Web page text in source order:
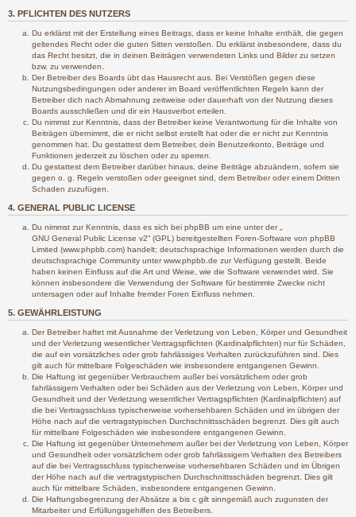
3. PFLICHTEN DES NUTZERS
Du erklärst mit der Erstellung eines Beitrags, dass er keine Inhalte enthält, die gegen
geltendes Recht oder die guten Sitten verstoßen. Du erklärst insbesondere, dass du
das Recht besitzt, die in deinen Beiträgen verwendeten Links und Bilder zu setzen
bzw. zu verwenden.
Der Betreiber des Boards übt das Hausrecht aus. Bei Verstößen gegen diese
Nutzungsbedingungen oder anderer im Board veröffentlichten Regeln kann der
Betreiber dich nach Abmahnung zeitweise oder dauerhaft von der Nutzung dieses
Boards ausschließen und dir ein Hausverbot erteilen.
Du nimmst zur Kenntnis, dass der Betreiber keine Verantwortung für die Inhalte von
Beiträgen übernimmt, die er nicht selbst erstellt hat oder die er nicht zur Kenntnis
genommen hat. Du gestattest dem Betreiber, dein Benutzerkonto, Beiträge und
Funktionen jederzeit zu löschen oder zu sperren.
Du gestattest dem Betreiber darüber hinaus, deine Beiträge abzuändern, sofern sie
gegen o. g. Regeln verstoßen oder geeignet sind, dem Betreiber oder einem Dritten
Schaden zuzufügen.
4. GENERAL PUBLIC LICENSE
Du nimmst zur Kenntnis, dass es sich bei phpBB um eine unter der „
GNU General Public License v2“ (GPL) bereitgestellten Foren-Software von phpBB
Limited (www.phpbb.com) handelt; deutschsprachige Informationen werden durch die
deutschsprachige Community unter www.phpbb.de zur Verfügung gestellt. Beide
haben keinen Einfluss auf die Art und Weise, wie die Software verwendet wird. Sie
können insbesondere die Verwendung der Software für bestimmte Zwecke nicht
untersagen oder auf Inhalte fremder Foren Einfluss nehmen.
5. GEWÄHRLEISTUNG
Der Betreiber haftet mit Ausnahme der Verletzung von Leben, Körper und Gesundheit
und der Verletzung wesentlicher Vertragspflichten (Kardinalpflichten) nur für Schäden,
die auf ein vorsätzliches oder grob fahrlässiges Verhalten zurückzuführen sind. Dies
gilt auch für mittelbare Folgeschäden wie insbesondere entgangenen Gewinn.
Die Haftung ist gegenüber Verbrauchern außer bei vorsätzlichem oder grob
fahrlässigem Verhalten oder bei Schäden aus der Verletzung von Leben, Körper und
Gesundheit und der Verletzung wesentlicher Vertragspflichten (Kardinalpflichten) auf
die bei Vertragsschluss typischerweise vorhersehbaren Schäden und im übrigen der
Höhe nach auf die vertragstypischen Durchschnittsschäden begrenzt. Dies gilt auch
für mittelbare Folgeschäden wie insbesondere entgangenen Gewinn.
Die Haftung ist gegenüber Unternehmern außer bei der Verletzung von Leben, Körper
und Gesundheit oder vorsätzlichem oder grob fahrlässigem Verhalten des Betreibers
auf die bei Vertragsschluss typischerweise vorhersehbaren Schäden und im Übrigen
der Höhe nach auf die vertragstypischen Durchschnittsschäden begrenzt. Dies gilt
auch für mittelbare Schäden, insbesondere entgangenen Gewinn.
Die Haftungsbegrenzung der Absätze a bis c gilt sinngemäß auch zugunsten der
Mitarbeiter und Erfüllungsgehilfen des Betreibers.